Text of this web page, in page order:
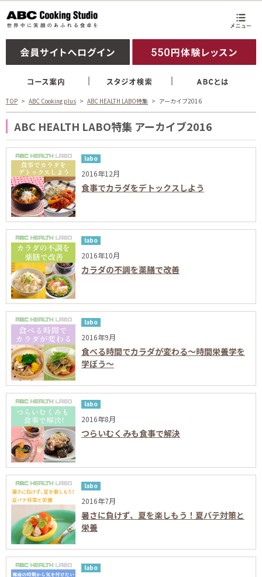
TOP ABC Cooking plus ABC HEALTH LABO特集 アーカイブ2016
ABC HEALTH LABO特集 アーカイブ2016
labo
2016年12月
食事でカラダをデトックスしよう
labo
2016年10月
カラダの不調を薬膳で改善
labo
2016年9月
食べる時間でカラダが変わる～時間栄養学を
学ぼう～
labo
2016年8月
つらいむくみも食事で解決
labo
2016年7月
暑さに負けず、夏を楽しもう！夏バテ対策と
栄養
labo